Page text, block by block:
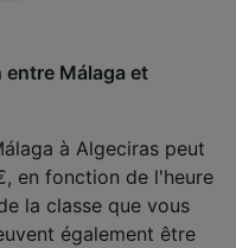
entre Málaga et
à Algeciras peut
en fonction de l'heure
la classe que vous
également être